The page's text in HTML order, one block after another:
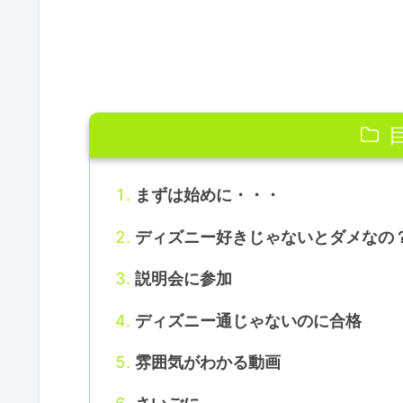
まずは始めに・・・
ディズニー好きじゃないとダメなの
説明会に参加
ディズニー通じゃないのに合格
雰囲気がわかる動画